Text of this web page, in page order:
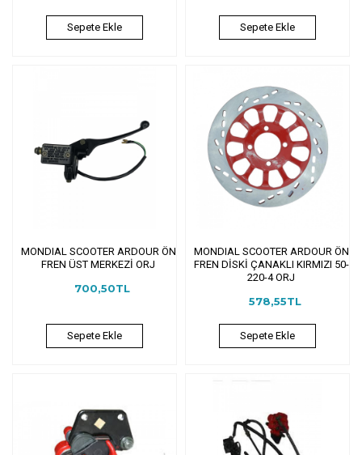
Sepete Ekle Sepete Ekle
MONDIAL SCOOTER ARDOUR ÖN
FREN ÜST MERKEZİ ORJ
700,50TL
Sepete Ekle
MONDIAL SCOOTER ARDOUR ÖN
FREN DİSKİ ÇANAKLI KIRMIZI 50-
220-4 ORJ
578,55TL
Sepete Ekle